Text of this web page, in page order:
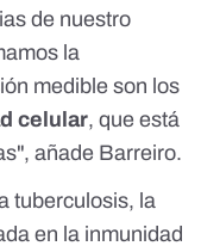
de nuestro
la
medible son los
celular, que está
añade Barreiro.
tuberculosis, la
en la inmunidad